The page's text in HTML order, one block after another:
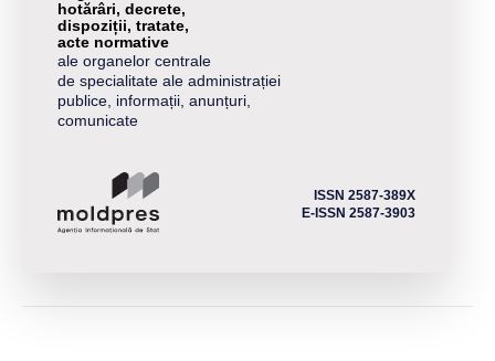
hotărâri, decrete,
dispoziții, tratate,
acte normative
ale organelor centrale
de specialitate ale administrației
publice, informații, anunțuri,
comunicate
ISSN 2587-389X
E-ISSN 2587-3903